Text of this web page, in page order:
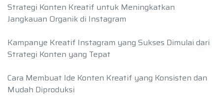
Strategi Konten Kreatif untuk Meningkatkan
Jangkauan Organik di Instagram
Kampanye Kreatif Instagram yang Sukses Dimulai dari
Strategi Konten yang Tepat
Cara Membuat Ide Konten Kreatif yang Konsisten dan
Mudah Diproduksi